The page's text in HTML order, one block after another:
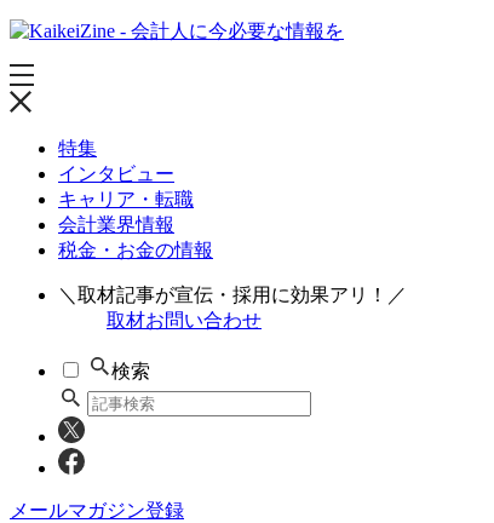
特集
インタビュー
キャリア・転職
会計業界情報
税金・お金の情報
＼取材記事が宣伝・採用に効果アリ！／
取材お問い合わせ
検索
メールマガジン登録